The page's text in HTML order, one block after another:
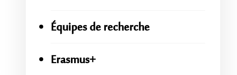
Équipes de recherche
Erasmus+